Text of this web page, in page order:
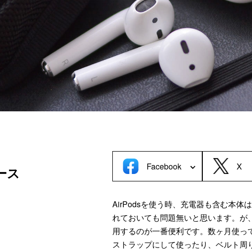
ブレットケース＞
＜デジカメケース＞
SONY
Canon
Nikon
ス Facebook X
AirPodsを使う時、充電器も含む本体
れておいても問題無いと思います。
用するのが一番便利です。数ヶ月使
ストラップにして使ったり、ベルト